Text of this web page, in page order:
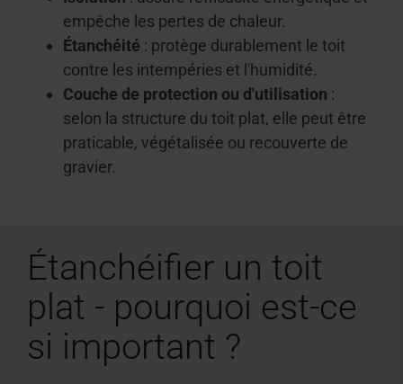
empêche les pertes de chaleur.
Étanchéité : protège durablement le toit
contre les intempéries et l'humidité.
Couche de protection ou d'utilisation :
selon la structure du toit plat, elle peut être
praticable, végétalisée ou recouverte de
gravier.
Étanchéifier un toit
plat - pourquoi est-ce
si important ?